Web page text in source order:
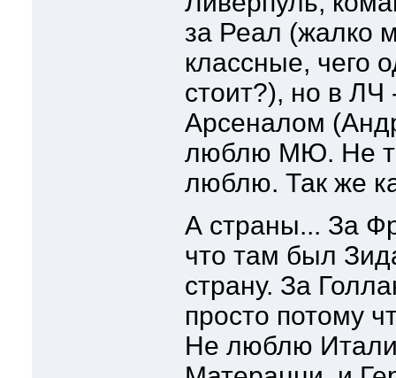
за Реал (жалко
классные, чего
стоит?), но в ЛЧ
Арсеналом
люблю МЮ. Не
люблю. Так же
А страны... За
что там был
страну. За
просто потому
Не люблю